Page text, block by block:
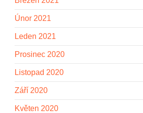
Únor 2021
Leden 2021
Prosinec 2020
Listopad 2020
Září 2020
Květen 2020